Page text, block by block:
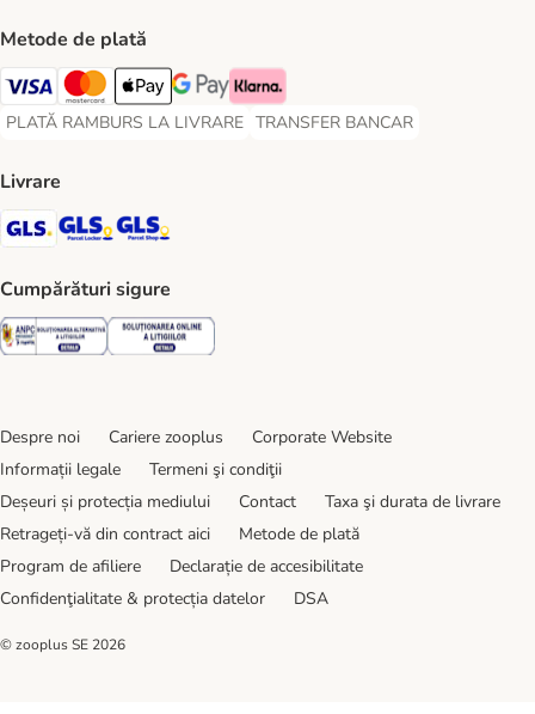
Metode de plată
Visa Payment Method
Master Card Payment Method
Apple Pay Payment Method
Google Pay Payment Method
Klarna Payment Method
PLATĂ RAMBURS LA LIVRARE
PLATĂ RAMBURS LA LIVRARE Payment Method
TRANSFER BANCAR
TRANSFER BANCAR Payment
Livrare
GLS Shipping Method
GLS Locker Shipping Method
Cumpărături sigure
Security Security
Despre noi Cariere zooplus
Corporate Website
Informații legale
Termeni şi condiţii
Deșeuri și protecția mediului
Contact
Taxa şi durata de livrare
Retrageți-vă din contract aici
Metode de plată
Program de afiliere
Declarație de accesibilitate
Confidenţialitate & protecția datelor
DSA
© zooplus SE 2026